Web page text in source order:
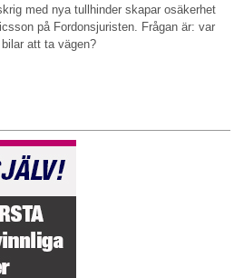
med nya tullhinder skapar osäkerhet
på Fordonsjuristen. Frågan är: var
att ta vägen?